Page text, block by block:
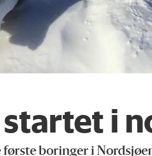
i
boringer i